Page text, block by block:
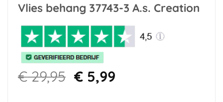
Vlies behang 37743-3 A.s. Creation
€29,95 Oorspronkelijke
prijs
€5,99Huidige